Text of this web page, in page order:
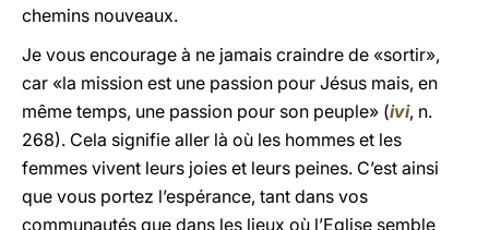
chemins nouveaux.
Je vous encourage à ne jamais craindre de «sortir»,
car «la mission est une passion pour Jésus mais, en
même temps, une passion pour son peuple» (ivi, n.
268). Cela signifie aller là où les hommes et les
femmes vivent leurs joies et leurs peines. C’est ainsi
que vous portez l’espérance, tant dans vos
communautés que dans les lieux où l’Eglise semble